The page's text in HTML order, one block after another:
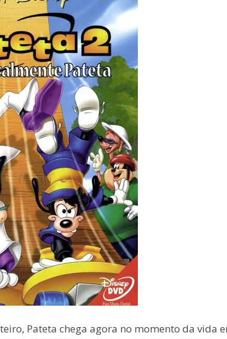
Pateta chega agora no momento da vida